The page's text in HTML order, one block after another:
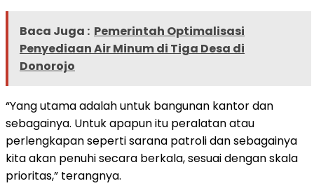
Baca Juga : Pemerintah Optimalisasi
Penyediaan Air Minum di Tiga Desa di
Donorojo
“Yang utama adalah untuk bangunan kantor dan
sebagainya. Untuk apapun itu peralatan atau
perlengkapan seperti sarana patroli dan sebagainya
kita akan penuhi secara berkala, sesuai dengan skala
prioritas,” terangnya.